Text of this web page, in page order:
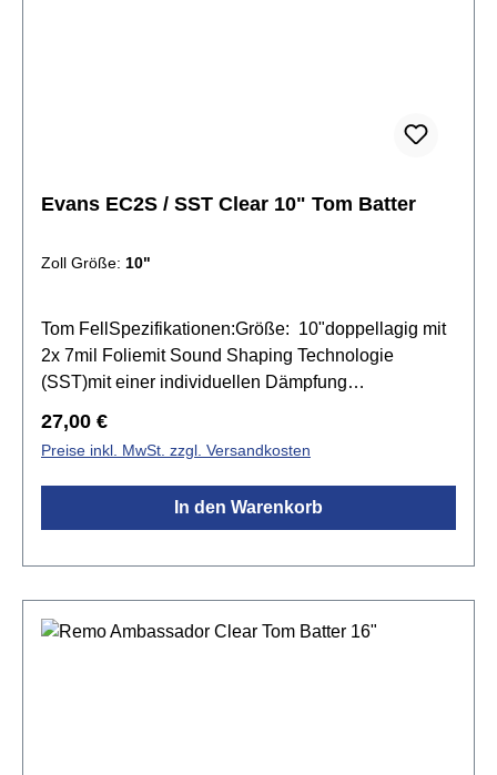
Evans EC2S / SST Clear 10" Tom Batter
Zoll Größe: 10"
Tom FellSpezifikationen:Größe: 10"doppellagig mit
2x 7mil Foliemit Sound Shaping Technologie
(SST)mit einer individuellen Dämpfung
Fellunterseite angebrachtgrößerer
Stimmumfangmehr Ton, Sustain und einen
knackigen AnschlagLevel 360 TechnologieFarbe:
Regulärer Preis:
27,00 €
Preise inkl. MwSt. zzgl. Versandkosten
In den Warenkorb